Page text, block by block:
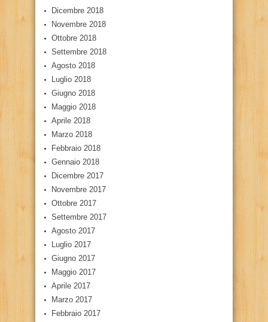
Dicembre 2018
Novembre 2018
Ottobre 2018
Settembre 2018
Agosto 2018
Luglio 2018
Giugno 2018
Maggio 2018
Aprile 2018
Marzo 2018
Febbraio 2018
Gennaio 2018
Dicembre 2017
Novembre 2017
Ottobre 2017
Settembre 2017
Agosto 2017
Luglio 2017
Giugno 2017
Maggio 2017
Aprile 2017
Marzo 2017
Febbraio 2017